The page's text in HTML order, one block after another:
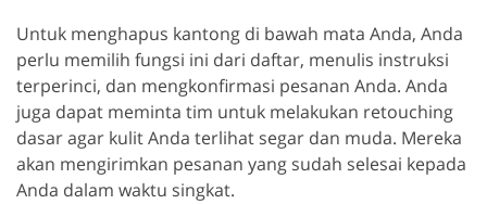
Untuk menghapus kantong di bawah mata Anda, Anda
perlu memilih fungsi ini dari daftar, menulis instruksi
terperinci, dan mengkonfirmasi pesanan Anda. Anda
juga dapat meminta tim untuk melakukan retouching
dasar agar kulit Anda terlihat segar dan muda. Mereka
akan mengirimkan pesanan yang sudah selesai kepada
Anda dalam waktu singkat.